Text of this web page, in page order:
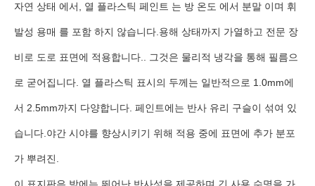
자연 상태 에서, 열 플라스틱 페인트 는 방 온도 에서 분말 이며 휘
발성 용매 를 포함 하지 않습니다.용해 상태까지 가열하고 전문 장
비로 도로 표면에 적용합니다.. 그것은 물리적 냉각을 통해 필름으
로 굳어집니다. 열 플라스틱 표시의 두께는 일반적으로 1.0mm에
서 2.5mm까지 다양합니다. 페인트에는 반사 유리 구슬이 섞여 있
습니다.야간 시야를 향상시키기 위해 적용 중에 표면에 추가 분포
가 뿌려진.